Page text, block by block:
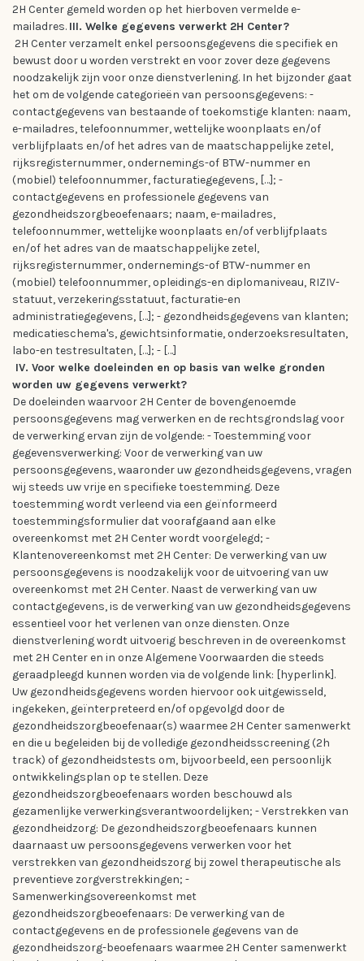
2H Center gemeld worden op het hierboven vermelde e-
mailadres. III. Welke gegevens verwerkt 2H Center?
2H Center verzamelt enkel persoonsgegevens die specifiek en
bewust door u worden verstrekt en voor zover deze gegevens
noodzakelijk zijn voor onze dienstverlening. In het bijzonder gaat
het om de volgende categorieën van persoonsgegevens: -
contactgegevens van bestaande of toekomstige klanten: naam,
e-mailadres, telefoonnummer, wettelijke woonplaats en/of
verblijfplaats en/of het adres van de maatschappelijke zetel,
rijksregisternummer, ondernemings-of BTW-nummer en
(mobiel) telefoonnummer, facturatiegegevens, […]; -
contactgegevens en professionele gegevens van
gezondheidszorgbeoefenaars; naam, e-mailadres,
telefoonnummer, wettelijke woonplaats en/of verblijfplaats
en/of het adres van de maatschappelijke zetel,
rijksregisternummer, ondernemings-of BTW-nummer en
(mobiel) telefoonnummer, opleidings-en diplomaniveau, RIZIV-
statuut, verzekeringsstatuut, facturatie-en
administratiegegevens, […]; - gezondheidsgegevens van klanten;
medicatieschema's, gewichtsinformatie, onderzoeksresultaten,
labo-en testresultaten, […]; - […]
IV. Voor welke doeleinden en op basis van welke gronden
worden uw gegevens verwerkt?
De doeleinden waarvoor 2H Center de bovengenoemde
persoonsgegevens mag verwerken en de rechtsgrondslag voor
de verwerking ervan zijn de volgende: - Toestemming voor
gegevensverwerking: Voor de verwerking van uw
persoonsgegevens, waaronder uw gezondheidsgegevens, vragen
wij steeds uw vrije en specifieke toestemming. Deze
toestemming wordt verleend via een geïnformeerd
toestemmingsformulier dat voorafgaand aan elke
overeenkomst met 2H Center wordt voorgelegd; -
Klantenovereenkomst met 2H Center: De verwerking van uw
persoonsgegevens is noodzakelijk voor de uitvoering van uw
overeenkomst met 2H Center. Naast de verwerking van uw
contactgegevens, is de verwerking van uw gezondheidsgegevens
essentieel voor het verlenen van onze diensten. Onze
dienstverlening wordt uitvoerig beschreven in de overeenkomst
met 2H Center en in onze Algemene Voorwaarden die steeds
geraadpleegd kunnen worden via de volgende link: [hyperlink].
Uw gezondheidsgegevens worden hiervoor ook uitgewisseld,
ingekeken, geïnterpreteerd en/of opgevolgd door de
gezondheidszorgbeoefenaar(s) waarmee 2H Center samenwerkt
en die u begeleiden bij de volledige gezondheidsscreening (2h
track) of gezondheidstests om, bijvoorbeeld, een persoonlijk
ontwikkelingsplan op te stellen. Deze
gezondheidszorgbeoefenaars worden beschouwd als
gezamenlijke verwerkingsverantwoordelijken; - Verstrekken van
gezondheidzorg: De gezondheidszorgbeoefenaars kunnen
daarnaast uw persoonsgegevens verwerken voor het
verstrekken van gezondheidszorg bij zowel therapeutische als
preventieve zorgverstrekkingen; -
Samenwerkingsovereenkomst met
gezondheidszorgbeoefenaars: De verwerking van de
contactgegevens en de professionele gegevens van de
gezondheidszorg-beoefenaars waarmee 2H Center samenwerkt